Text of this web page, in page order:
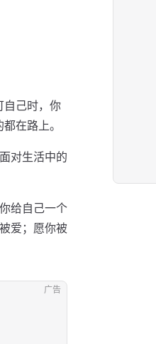
自己时，你
在路上。
对生活中的
给自己一个
爱；愿你被
广告